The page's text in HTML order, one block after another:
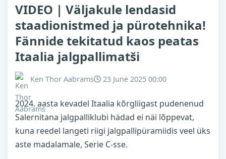
VIDEO | Väljakule lendasid
staadionistmed ja pürotehnika!
Fännide tekitatud kaos peatas
Itaalia jalgpallimatši
Ken Thor Aabrams 23 June 2025 00:00
2024. aasta kevadel Itaalia kõrgliigast pudenenud
Salernitana jalgpalliklubi hädad ei näi lõppevat,
kuna reedel langeti riigi jalgpallipüramiidis veel üks
aste madalamale, Serie C-sse.